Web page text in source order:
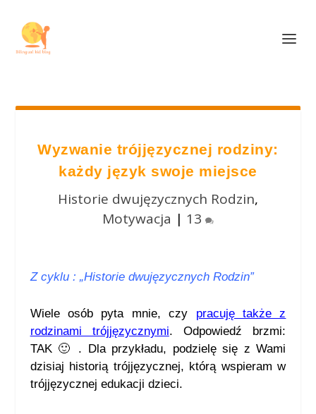
Wyzwanie trójjęzycznej rodziny:
każdy język swoje miejsce
Historie dwujęzycznych Rodzin,
Motywacja | 13
Z cyklu : „Historie dwujęzycznych Rodzin”
Wiele osób pyta mnie, czy pracuję także z
rodzinami trójjęzycznymi. Odpowiedź brzmi:
TAK 🙂 . Dla przykładu, podzielę się z Wami
dzisiaj historią trójjęzycznej, którą wspieram w
trójjęzycznej edukacji dzieci.